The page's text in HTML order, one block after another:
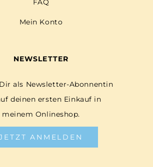
FAQ
Mein Konto
NEWSLETTER
als Newsletter-Abonnentin
deinen ersten Einkauf in
meinem Onlineshop.
ANMELDEN